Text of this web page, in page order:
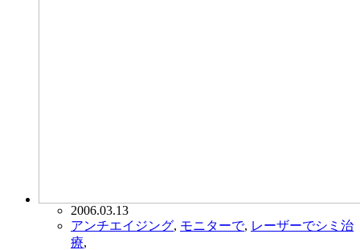
2006.03.13
アンチエイジング, モニターで, レーザーでシミ治
療,